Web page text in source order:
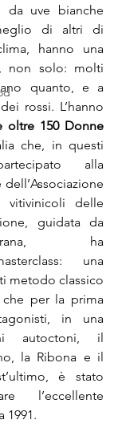
uve bianche
di altri di
hanno una
non solo: molti
quanto, e a
rossi. L’hanno
oltre 150 Donne
che, in questi
alla
vitivinicoli delle
guidata da
ha
una
metodo classico
che per la prima
in una
autoctoni, il
la Ribona e il
è stato
l’eccellente
1991.